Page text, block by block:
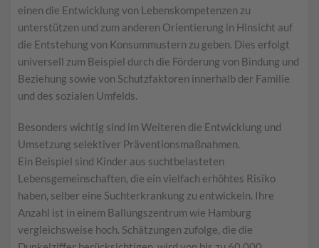
einen die Entwicklung von Lebenskompetenzen zu
unterstützen und zum anderen Orientierung in Hinsicht auf
die Entstehung von Konsummustern zu geben. Dies erfolgt
universell zum Beispiel durch die Förderung von Bindung und
Beziehung sowie von Schutzfaktoren innerhalb der Familie
und des sozialen Umfelds.
Besonders wichtig sind im Weiteren die Entwicklung und
Umsetzung selektiver Präventionsmaßnahmen.
Ein Beispiel sind Kinder aus suchtbelasteten
Lebensgemeinschaften, die ein vielfach erhöhtes Risiko
haben, selber eine Suchterkrankung zu entwickeln. Ihre
Anzahl ist in einem Ballungszentrum wie Hamburg
vergleichsweise hoch. Schätzungen zufolge, die die